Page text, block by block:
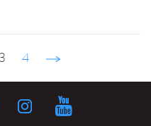
3 4 suivant ›